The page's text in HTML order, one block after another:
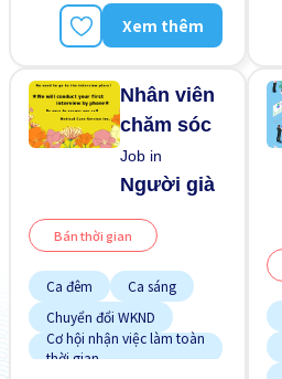
Xem thêm
Nhân viên
chăm sóc
Job in
Người già
Bán thời gian
Ca đêm
Ca sáng
Chuyển đổi WKND
Cơ hội nhận việc làm toàn
thời gian